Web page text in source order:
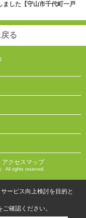
ました【守山市千代町一戸
る
アクセスマップ
All rights reserved.
ービス向上検討を目的と
ご確認ください。